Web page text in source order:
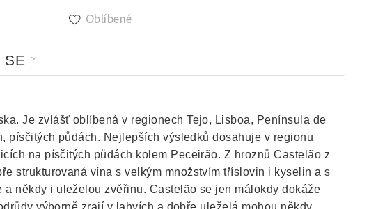
Oblíbené
SE
Je zvlášť oblíbená v regionech Tejo, Lisboa, Península de
písčitých půdách. Nejlepších výsledků dosahuje v regionu
na písčitých půdách kolem Peceirão. Z hroznů Castelão z
strukturovaná vína s velkým množstvím tříslovin i kyselin a s
někdy i uleželou zvěřinu. Castelão se jen málokdy dokáže